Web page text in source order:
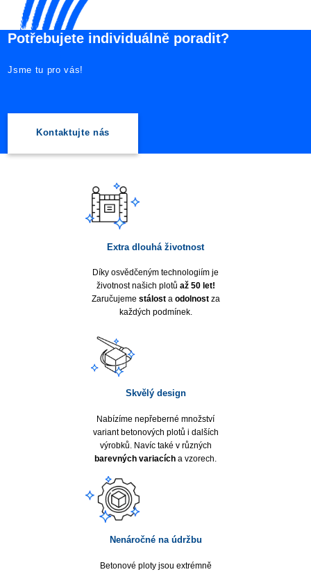
Potřebujete individuálně poradit?
Jsme tu pro vás!
Kontaktujte nás
Extra dlouhá životnost
Díky osvědčeným technologiím je
životnost našich plotů až 50 let!
Zaručujeme stálosta odolnostza
každých podmínek.
Skvělý design
Nabízíme nepřeberné množství
variant betonových plotů i dalších
výrobků. Navíc také v různých
barevných variacích a vzorech.
Nenáročné na údržbu
Betonové ploty jsou extrémně